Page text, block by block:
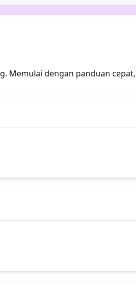
Memulai dengan panduan